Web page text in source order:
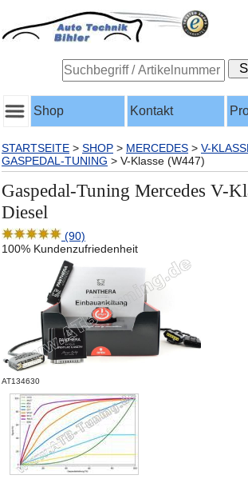
Shop Kontakt
STARTSEITE > SHOP > MERCEDES > V-
GASPEDAL-TUNING > V-Klasse (W447)
Gaspedal-Tuning Mercedes V-
Diesel
(90)
100% Kundenzufriedenheit
AT134630